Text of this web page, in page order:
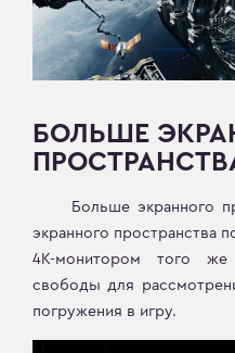
БОЛЬШЕ
Больше экранного
экранного пространства
4K-монитором того
свободы для
погружения в игру.